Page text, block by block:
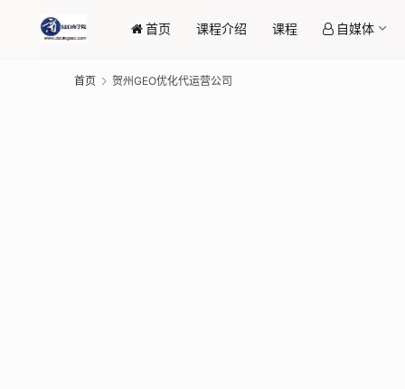
首页 课程介绍 课程 自媒体
首页 贺州GEO优化代运营公司